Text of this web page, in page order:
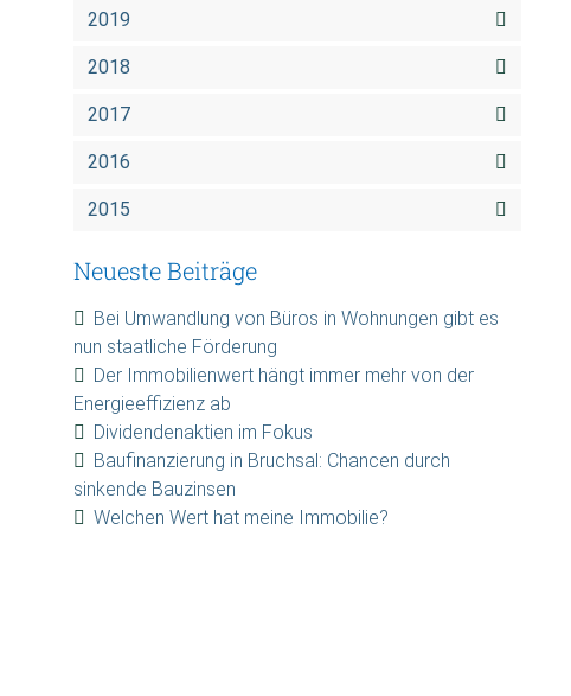
2019
2018
2017
2016
2015
Neueste Beiträge
Bei Umwandlung von Büros in Wohnungen gibt es
nun staatliche Förderung
Der Immobilienwert hängt immer mehr von der
Energieeffizienz ab
Dividendenaktien im Fokus
Baufinanzierung in Bruchsal: Chancen durch
sinkende Bauzinsen
Welchen Wert hat meine Immobilie?